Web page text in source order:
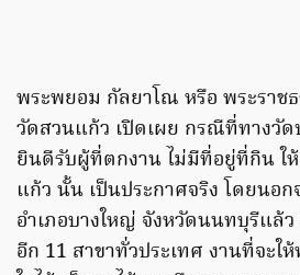
พระพยอม กัลยาโณ หรือ พระราช
วัดสวนแก้ว เปิดเผย กรณีที่ทางวัด
ยินดีรับผู้ที่ตกงาน ไม่มีที่อยู่ที่กิน ใ
แก้ว นั้น เป็นประกาศจริง โดยนอ
อำเภอบางใหญ่ จังหวัดนนทบุรีแล้
อีก 11 สาขาทั่วประเทศ งานที่จะใ